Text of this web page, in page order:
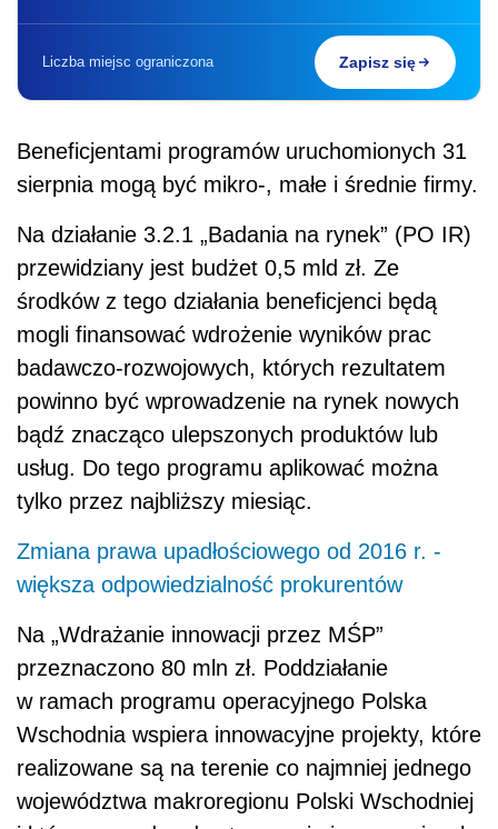
Liczba miejsc ograniczona Zapisz się
Beneficjentami programów uruchomionych 31
sierpnia mogą być mikro-, małe i średnie firmy.
Na działanie 3.2.1 „Badania na rynek” (PO IR)
przewidziany jest budżet 0,5 mld zł. Ze
środków z tego działania beneficjenci będą
mogli finansować wdrożenie wyników prac
badawczo-rozwojowych, których rezultatem
powinno być wprowadzenie na rynek nowych
bądź znacząco ulepszonych produktów lub
usług. Do tego programu aplikować można
tylko przez najbliższy miesiąc.
Zmiana prawa upadłościowego od 2016 r. -
większa odpowiedzialność prokurentów
Na „Wdrażanie innowacji przez MŚP”
przeznaczono 80 mln zł. Poddziałanie
w ramach programu operacyjnego Polska
Wschodnia wspiera innowacyjne projekty, które
realizowane są na terenie co najmniej jednego
województwa makroregionu Polski Wschodniej